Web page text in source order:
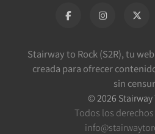
Stairway to Rock (S2R), tu
creada para ofrecer
sin
© 2026 Stairway
Todos los